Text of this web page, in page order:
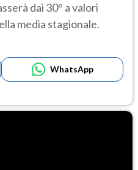
dai 30° a valori
media stagionale.
WhatsApp